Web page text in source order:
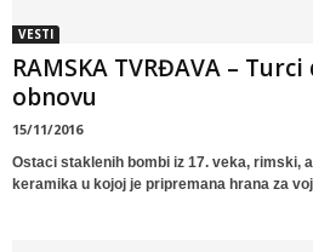
VESTI
RAMSKA TVRĐAVA –
obnovu
15/11/2016
Ostaci staklenih bombi iz 17. veka, rimski,
keramika u kojoj je pripremana hrana za